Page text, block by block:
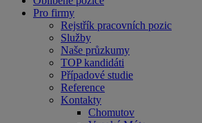
Pro firmy
Rejstřík pracovních pozic
Služby
Naše průzkumy
TOP kandidáti
Případové studie
Reference
Kontakty
Chomutov